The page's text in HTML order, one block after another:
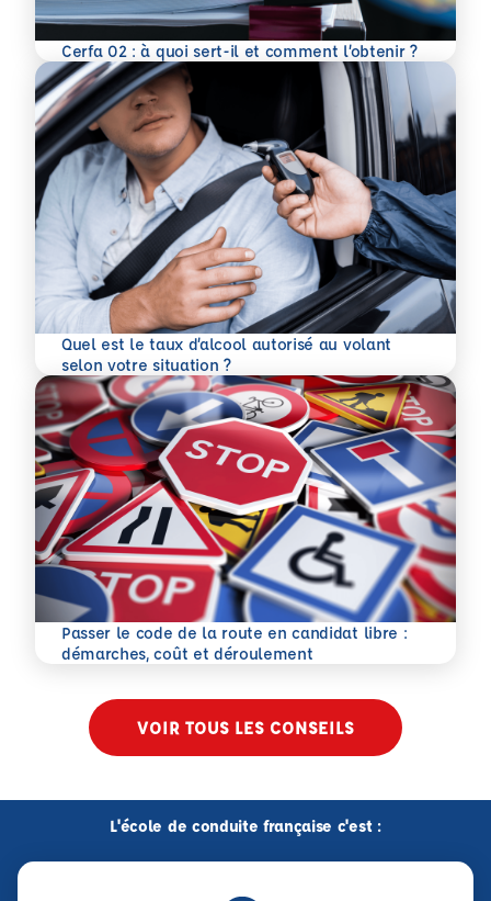
Cerfa 02 : à quoi sert-il et comment l’obtenir ?
En savoir plus
Quel est le taux d’alcool autorisé au volant
selon votre situation ?
En savoir plus
Passer le code de la route en candidat libre :
démarches, coût et déroulement
En savoir plus
VOIR TOUS LES CONSEILS
L'école de conduite française c'est :